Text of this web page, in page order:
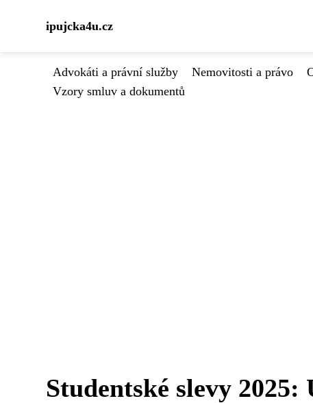
ipujcka4u.cz
Advokáti a právní služby Nemovitosti a právo
Vzory smluv a dokumentů
Studentské slevy